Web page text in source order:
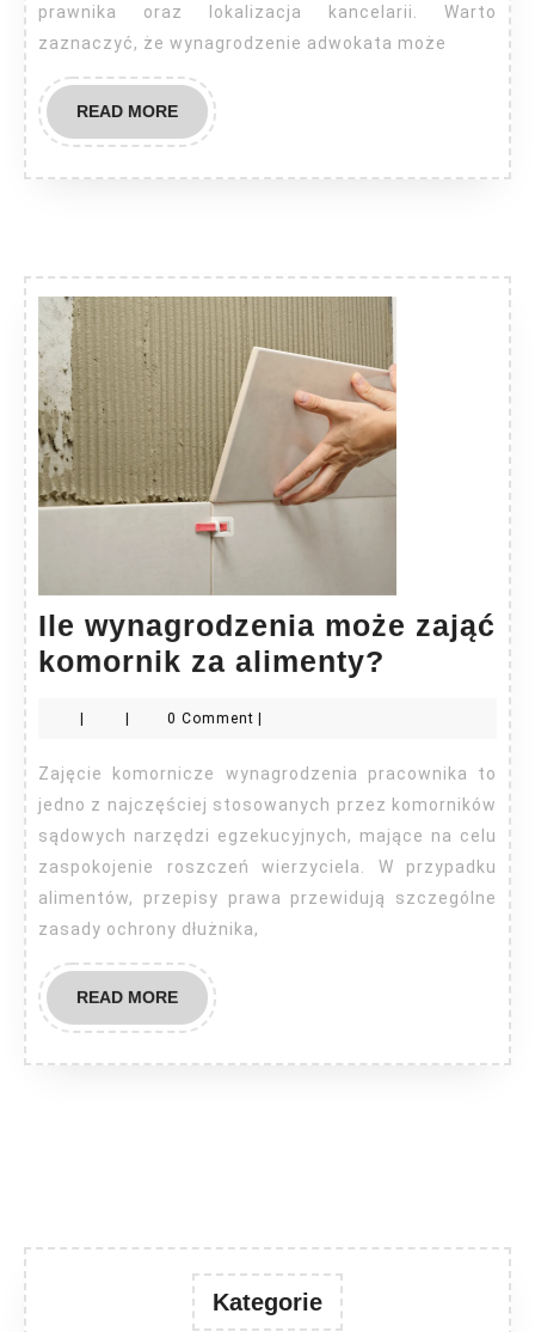
prawnika oraz lokalizacja kancelarii. Warto
zaznaczyć, że wynagrodzenie adwokata może
READ MOREREAD
MORE
Ile wynagrodzenia może zająć
komornik za alimenty?
zająć
komornik
za
alimenty?
0 Comment
Zajęcie komornicze wynagrodzenia pracownika to
jedno z najczęściej stosowanych przez komorników
sądowych narzędzi egzekucyjnych, mające na celu
zaspokojenie roszczeń wierzyciela. W przypadku
alimentów, przepisy prawa przewidują szczególne
zasady ochrony dłużnika,
READ MOREREAD
MORE
Kategorie